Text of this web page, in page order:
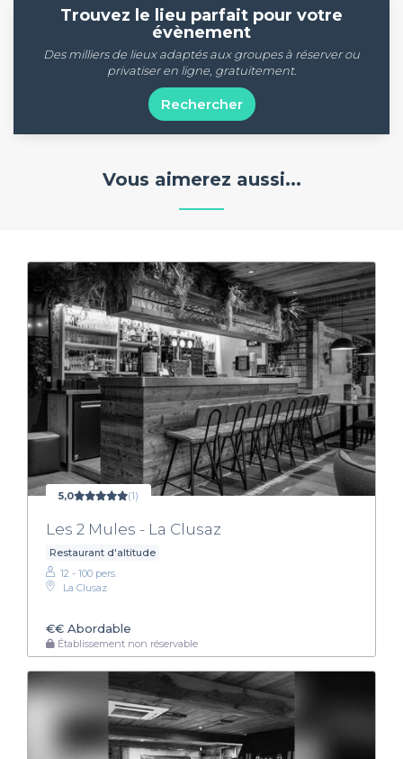
Trouvez le lieu parfait pour votre
évènement
Des milliers de lieux adaptés aux groupes à réserver ou
privatiser en ligne, gratuitement.
Rechercher
Vous aimerez aussi...
5,0 (1)
Les 2 Mules - La Clusaz
Restaurant d'altitude
12 - 100 pers.
La Clusaz
€€ Abordable
Établissement non réservable